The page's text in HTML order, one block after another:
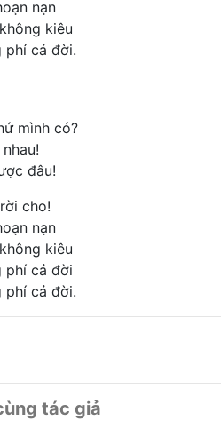
nạn
kiêu
phí cả đời.
mình có?
đâu!
cho!
nạn
kiêu
phí cả đời
phí cả đời.
tác giả